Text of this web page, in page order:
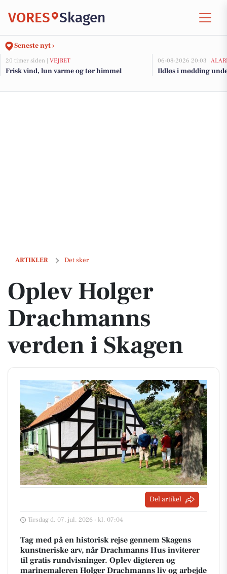
VORES Skagen
Seneste nyt ›
20 timer siden | VEJRET
Frisk vind, lun varme og tør himmel
06-08-2026 20:03 |
Ildløs i mødding
ARTIKLER Det sker
Oplev Holger Drachmanns verden i Skagen
Oplev Holger
Drachmanns
verden i Skagen
Del artikel
Tirsdag d. 07. jul. 2026 - kl. 07:04
Tag med på en historisk rejse gennem Skagens
kunstneriske arv, når Drachmanns Hus inviterer
til gratis rundvisninger. Oplev digteren og
marinemaleren Holger Drachmanns liv og arbejde